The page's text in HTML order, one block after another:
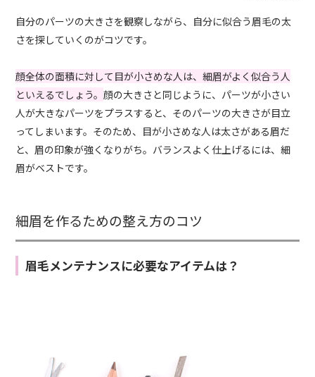
自分のパーツの大きさを観察しながら、自分に似合う眉毛の太
さを探していくのがコツです。
顔全体の面積に対して目が小さめな人は、細眉がよく似合う人
といえるでしょう。顔の大きさと同じように、パーツが小さい
人が大きなパーツをプラスすると、そのパーツの大きさが目立
ってしまいます。そのため、目が小さめな人は太さがある眉だ
と、眉の印象が強くなりがち。バランスよく仕上げるには、細
眉がベストです。
細眉を作るための整え方のコツ
眉毛メンテナンスに必要なアイテムは？